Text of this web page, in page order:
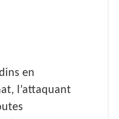
en
l’attaquant